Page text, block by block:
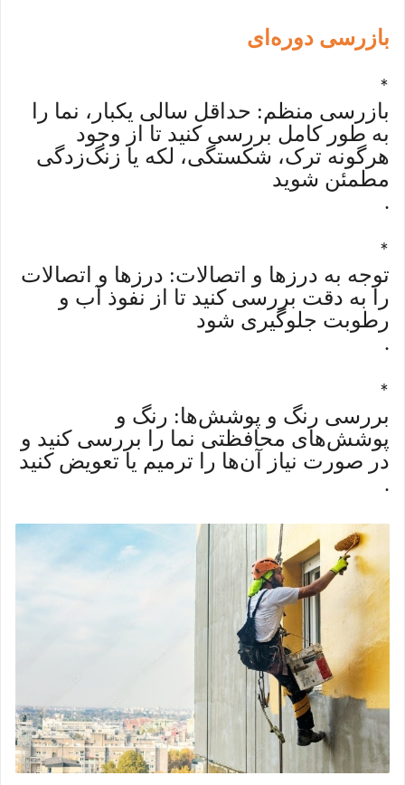
بازرسی دوره‌ای
*
بازرسی منظم: حداقل سالی یکبار، نما را
به طور کامل بررسی کنید تا از وجود
هرگونه ترک، شکستگی، لکه یا زنگ‌زدگی
مطمئن شوید
.
*
توجه به درزها و اتصالات: درزها و اتصالات
را به دقت بررسی کنید تا از نفوذ آب و
رطوبت جلوگیری شود
.
*
بررسی رنگ و پوشش‌ها: رنگ و
پوشش‌های محافظتی نما را بررسی کنید و
در صورت نیاز آن‌ها را ترمیم یا تعویض کنید
.